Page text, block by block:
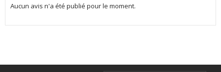
Aucun avis n'a été publié pour le moment.